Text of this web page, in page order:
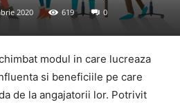
2020 619 0
modul in care lucreaza
si beneficiile pe care
de la angajatorii lor. Potrivit